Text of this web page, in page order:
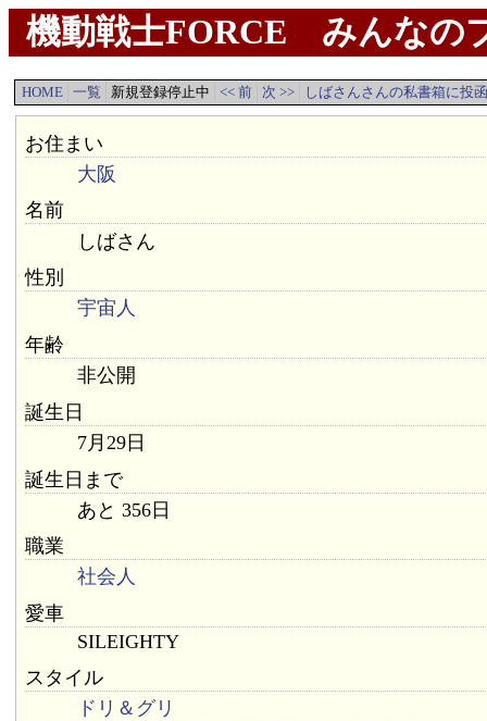
機動戦士FORCE みんなの
HOME 一覧 新規登録停止中 << 前 次 >> しばさんさんの私書箱に投
お住まい
大阪
名前
しばさん
性別
宇宙人
年齢
非公開
誕生日
7月29日
誕生日まで
あと 356日
職業
社会人
愛車
SILEIGHTY
スタイル
ドリ＆グリ